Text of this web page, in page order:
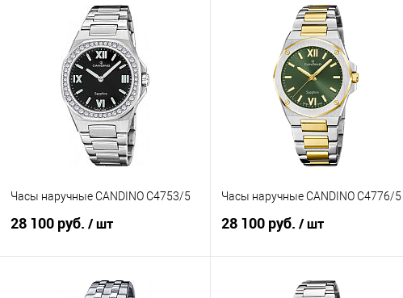
Часы наручные CANDINO C4753/5
28 100 руб. / шт
В корзину
Часы наручные CANDINO C4776/5
28 100 руб. / шт
В корзину